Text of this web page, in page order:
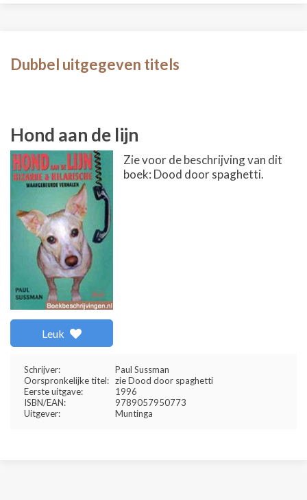
Dubbel uitgegeven titels
Hond aan de lijn
Leuk
Zie voor de beschrijving van dit
boek: Dood door spaghetti.
Schrijver:
Paul Sussman
Oorspronkelijke titel: zie Dood door spaghetti
Eerste uitgave:
1996
ISBN/EAN:
9789057950773
Uitgever:
Muntinga